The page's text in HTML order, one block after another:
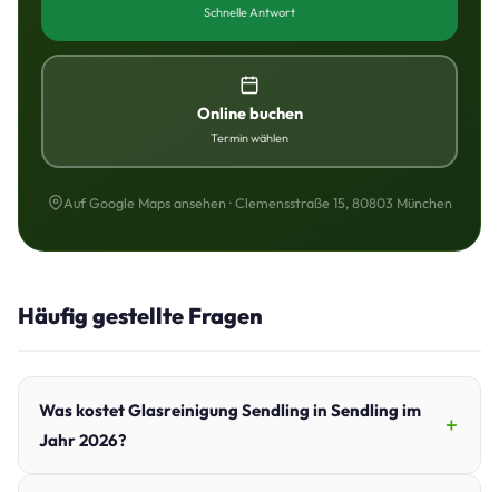
Schnelle Antwort
Online buchen
Termin wählen
Auf Google Maps ansehen · Clemensstraße 15, 80803 München
Häufig gestellte Fragen
Was kostet Glasreinigung Sendling in Sendling im
Jahr 2026?